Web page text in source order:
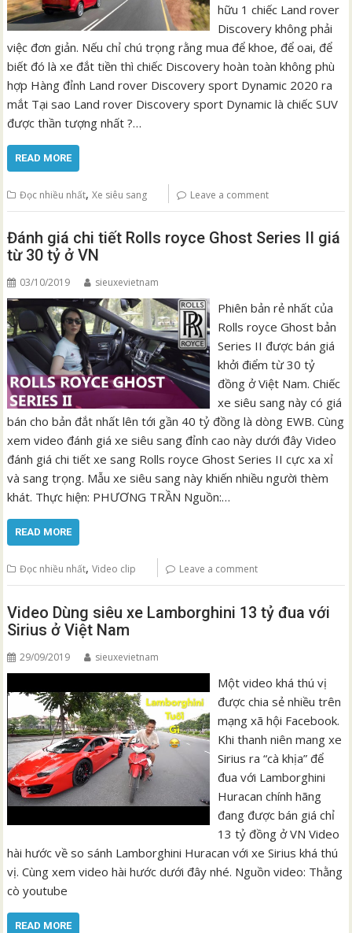
hữu 1 chiếc Land rover
Discovery không phải
việc đơn giản. Nếu chỉ chú trọng rằng mua để khoe, để oai, để
biết đó là xe đắt tiền thì chiếc Discovery hoàn toàn không phù
hợp Hàng đỉnh Land rover Discovery sport Dynamic 2020 ra
mắt Tại sao Land rover Discovery sport Dynamic là chiếc SUV
được thần tượng nhất ?…
READ MORE
Đọc nhiều nhất,Xe siêu sang Leave a comment
Đánh giá chi tiết Rolls royce Ghost Series II giá
từ 30 tỷ ở VN
03/10/2019 sieuxevietnam
Phiên bản rẻ nhất của
Rolls royce Ghost bản
Series II được bán giá
khởi điểm từ 30 tỷ
đồng ở Việt Nam. Chiếc
xe siêu sang này có giá
bán cho bản đắt nhất lên tới gần 40 tỷ đồng là dòng EWB. Cùng
xem video đánh giá xe siêu sang đỉnh cao này dưới đây Video
đánh giá chi tiết xe sang Rolls royce Ghost Series II cực xa xỉ
và sang trọng. Mẫu xe siêu sang này khiến nhiều người thèm
khát. Thực hiện: PHƯƠNG TRẦN Nguồn:…
READ MORE
Đọc nhiều nhất,Video clip Leave a comment
Video Dùng siêu xe Lamborghini 13 tỷ đua với
Sirius ở Việt Nam
29/09/2019 sieuxevietnam
Một video khá thú vị
được chia sẻ nhiều trên
mạng xã hội Facebook.
Khi thanh niên mang xe
Sirius ra “cà khịa” để
đua với Lamborghini
Huracan chính hãng
đang được bán giá chỉ
13 tỷ đồng ở VN Video
hài hước về so sánh Lamborghini Huracan với xe Sirius khá thú
vị. Cùng xem video hài hước dưới đây nhé. Nguồn video: Thằng
cò youtube
READ MORE